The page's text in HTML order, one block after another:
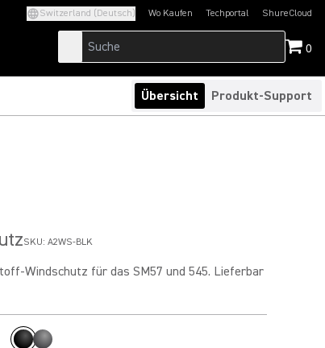
Switzerland (Deutsch) Wo Kaufen Techportal
(Opens in a new tab)ShureCloud
(Opens in a new
0
Übersicht Produkt-Support
SKU: A2WS-BLK
Windschutz für das SM57 und 545. Lieferbar